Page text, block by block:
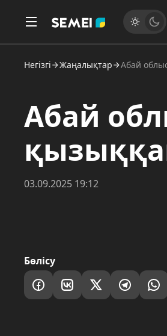
Негізгі Жаңалықтар Абай
Абай
03.09.2025 19:12
Бөлісу